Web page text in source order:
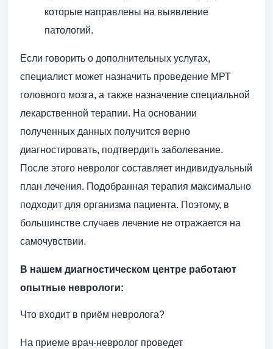
которые направлены на выявление
патологий.
Если говорить о дополнительных услугах,
специалист может назначить проведение МРТ
головного мозга, а также назначение специальной
лекарственной терапии. На основании
полученных данных получится верно
диагностировать, подтвердить заболевание.
После этого невролог составляет индивидуальный
план лечения. Подобранная терапия максимально
подходит для организма пациента. Поэтому, в
большинстве случаев лечение не отражается на
самочувствии.
В нашем диагностическом центре работают
опытные неврологи:
Что входит в приём невролога?
На приеме врач-невролог проведет